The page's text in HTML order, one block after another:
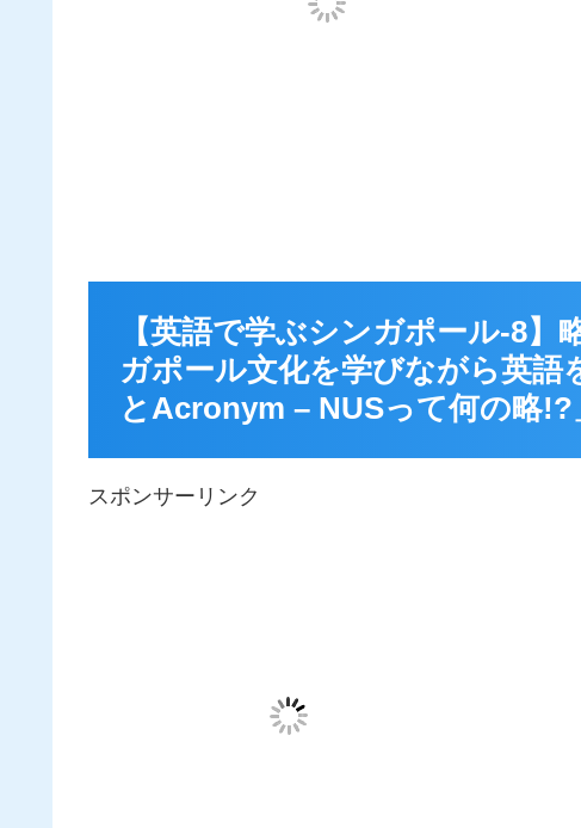
【英語で学ぶシンガポール-8
ガポール文化を学びながら英
とAcronym – NUSって何の略!?
スポンサーリンク